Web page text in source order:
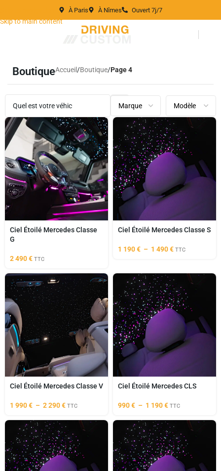
Skip to main content
À Paris À Nîmes Ouvert 7j/7
BoutiqueAccueil /Boutique/Page 4
Ciel Étoilé Mercedes Classe
G
2 490€ TTC
Ciel Étoilé Mercedes Classe S
1 190€ – 1 490€ TTC
Ciel Étoilé Mercedes Classe V
1 990€ – 2 290€ TTC
Ciel Étoilé Mercedes CLS
990€ – 1 190€ TTC